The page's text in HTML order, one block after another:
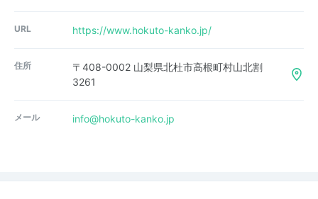
URL https://www.hokuto-kanko.jp/
住所
〒408-0002 山梨県北杜市高根町村山北割
3261
メール info@hokuto-kanko.jp